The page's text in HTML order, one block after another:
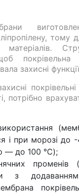
тому
покрівельна
захисні
покрівельні
потрібно
і при морозі до -
— до 100 °C);
променів
з